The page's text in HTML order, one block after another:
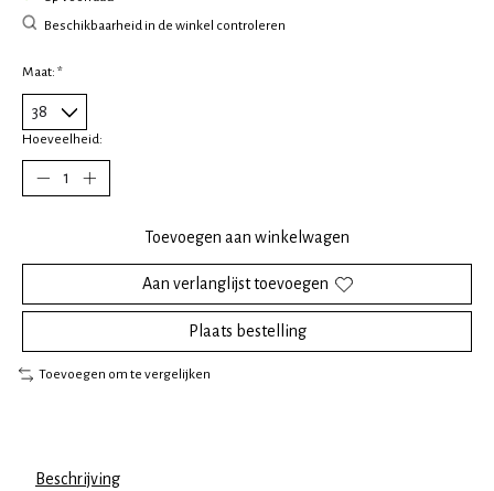
Beschikbaarheid in de winkel controleren
Maat: *
Hoeveelheid:
Toevoegen aan winkelwagen
Aan verlanglijst toevoegen
Plaats bestelling
Toevoegen om te vergelijken
Beschrijving